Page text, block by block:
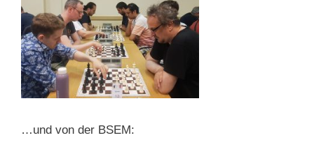
…und von der BSEM: